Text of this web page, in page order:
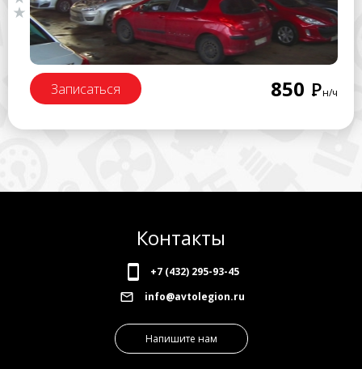
Записаться 850 Рн/ч
Контакты
+7 (432) 295-93-45
info@avtolegion.ru
Напишите нам